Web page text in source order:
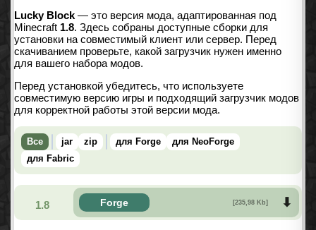
Lucky Block — это версия мода, адаптированная под
Minecraft 1.8. Здесь собраны доступные сборки для
установки на совместимый клиент или сервер. Перед
скачиванием проверьте, какой загрузчик нужен именно
для вашего набора модов.
Перед установкой убедитесь, что используете
совместимую версию игры и подходящий загрузчик модов
для корректной работы этой версии мода.
Все jar zip для Forge
для NeoForge
для Fabric
1.8 Forge [235,98 Kb]